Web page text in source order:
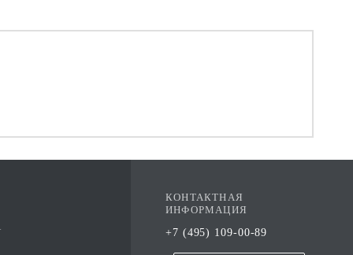
КОНТАКТНАЯ
ИНФОРМАЦИЯ
+7 (495) 109-00-89